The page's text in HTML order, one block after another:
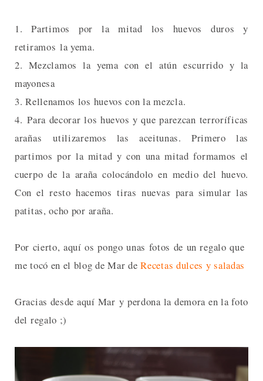
1. Partimos por la mitad los huevos duros y
retiramos la yema.
2. Mezclamos la yema con el atún escurrido y la
mayonesa
3. Rellenamos los huevos con la mezcla.
4. Para decorar los huevos y que parezcan terroríficas
arañas utilizaremos las aceitunas. Primero las
partimos por la mitad y con una mitad formamos el
cuerpo de la araña colocándolo en medio del huevo.
Con el resto hacemos tiras nuevas para simular las
patitas, ocho por araña.
Por cierto, aquí os pongo unas fotos de un regalo que
me tocó en el blog de Mar deRecetas dulces y saladas
Gracias desde aquí Mar y perdona la demora en la foto
del regalo ;)